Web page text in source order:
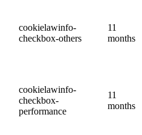
cookielawinfo-
checkbox-others
11
months
cookielawinfo-
checkbox-
performance
11
months